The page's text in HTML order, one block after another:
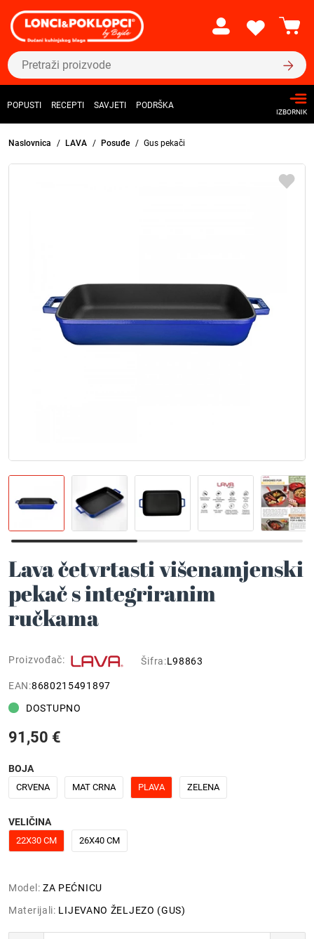
POPUSTI RECEPTI SAVJETI PODRŠKA
IZBORNIK
Naslovnica LAVA Posuđe Gus pekači
Lava četvrtasti višenamjenski
pekač s integriranim
ručkama
Proizvođač: Šifra:L98863
EAN:8680215491897
DOSTUPNO
91,50 €
BOJA
CRVENA MAT CRNA PLAVA ZELENA
VELIČINA
22X30 CM 26X40 CM
Model: ZA PEĆNICU
Materijali: LIJEVANO ŽELJEZO (GUS)